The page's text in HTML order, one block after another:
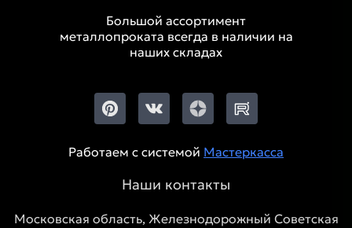
Большой ассортимент
металлопроката всегда в наличии на
наших складах
Работаем с системой Мастеркасса
Наши контакты
Московская область, Железнодорожный Советская